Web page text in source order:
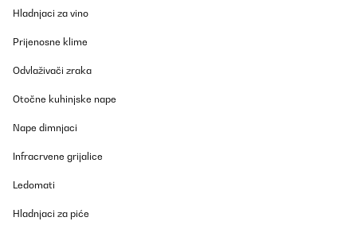
Reklamation seinen Ärger/ Mehraufwand hat.
Amazon-Benutzer
adicional por las mañanas, ya que en mi comunidad no se
cuánto calor emitiría, si sería suficiente para cumplir esta función
probarlo observé que emite bastante calor, no tanto como para
Hladnjaci za vino
Prijenosne klime
Odvlaživači zraka
Otočne kuhinjske nape
Nape dimnjaci
Infracrvene grijalice
Ledomati
Hladnjaci za piće